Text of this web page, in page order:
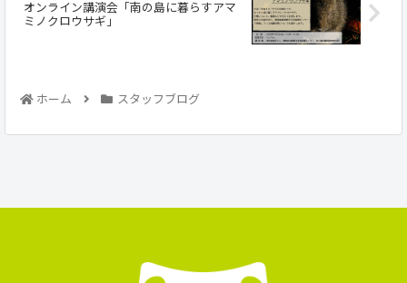
オンライン講演会「南の島に暮らすアマ
ミノクロウサギ」
ホーム スタッフブログ